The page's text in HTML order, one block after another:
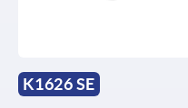
K1626 SE